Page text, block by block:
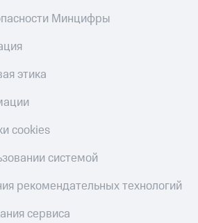
Минцифры
этика
cookies
системой
рекомендательных технологий
сервиса